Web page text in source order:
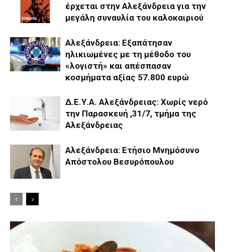
έρχεται στην Αλεξάνδρεια για την
μεγάλη συναυλία του καλοκαιριού
Αλεξάνδρεια: Εξαπάτησαν
ηλικιωμένες με τη μέθοδο του
«λογιστή» και απέσπασαν
κοσμήματα αξίας 57.800 ευρώ
Δ.Ε.Υ.Α. Αλεξάνδρειας: Χωρίς νερό
την Παρασκευή ,31/7, τμήμα της
Αλεξάνδρειας
Αλεξάνδρεια: Ετήσιο Μνημόσυνο
Απόστολου Βεσυρόπουλου